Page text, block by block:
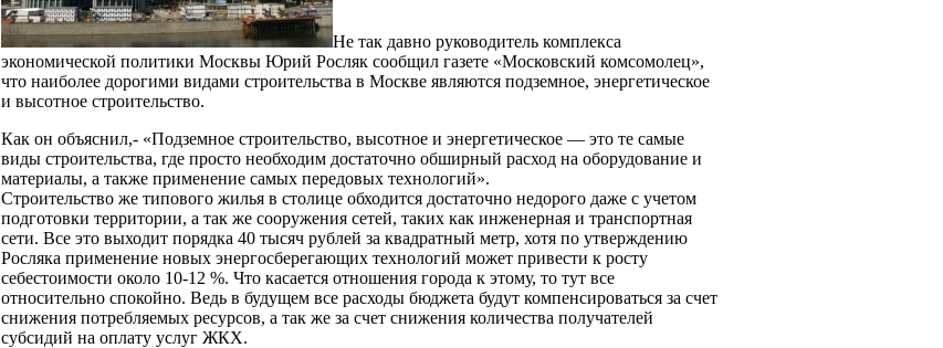
Не так давно руководитель комплекса
экономической политики Москвы Юрий Росляк сообщил газете «Московский комсомолец»,
что наиболее дорогими видами строительства в Москве являются подземное, энергетическое
и высотное строительство.
Как он объяснил,- «Подземное строительство, высотное и энергетическое — это те самые
виды строительства, где просто необходим достаточно обширный расход на оборудование и
материалы, а также применение самых передовых технологий».
Строительство же типового жилья в столице обходится достаточно недорого даже с учетом
подготовки территории, а так же сооружения сетей, таких как инженерная и транспортная
сети. Все это выходит порядка 40 тысяч рублей за квадратный метр, хотя по утверждению
Росляка применение новых энергосберегающих технологий может привести к росту
себестоимости около 10-12 %. Что касается отношения города к этому, то тут все
относительно спокойно. Ведь в будущем все расходы бюджета будут компенсироваться за счет
снижения потребляемых ресурсов, а так же за счет снижения количества получателей
субсидий на оплату услуг ЖКХ.